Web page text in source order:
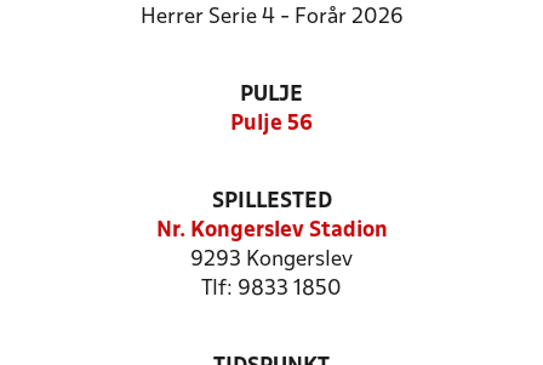
Herrer Serie 4 - Forår 2026
PULJE
Pulje 56
SPILLESTED
Nr. Kongerslev Stadion
9293 Kongerslev
Tlf: 9833 1850